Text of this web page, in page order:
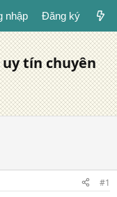
nhập Đăng ký
uy tín chuyên
#1